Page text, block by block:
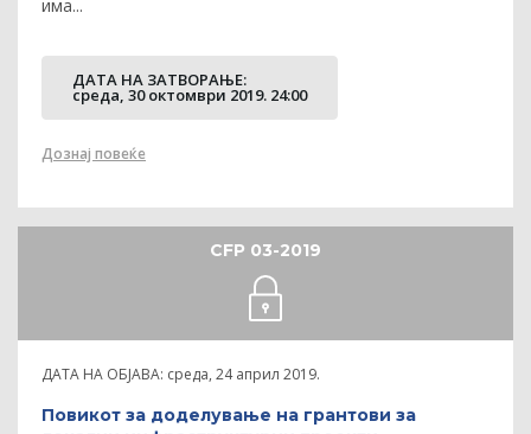
има...
ДАТА НА ЗАТВOРАЊЕ:
среда, 30 октомври 2019. 24:00
Дознај повеќе
CFP 03-2019
ДАТА НА ОБЈАВА: среда, 24 април 2019.
Повикот за доделување на грантови за